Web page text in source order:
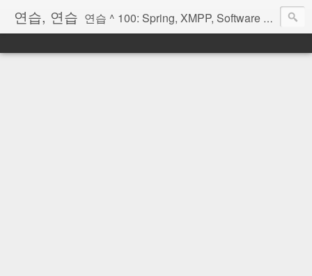
연습, 연습 연습 ^ 100: Spring, XMPP, Software Architecture, OSGi, Scala, Erlang